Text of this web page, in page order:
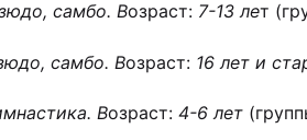
самбо. Возраст: 7-13 лет
самбо. Возраст: 16 лет и
Возраст: 4-6 лет